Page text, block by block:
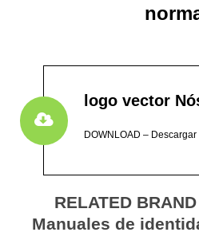
logo vector
DOWNLOAD – Descargar
RELATED
Manuales de